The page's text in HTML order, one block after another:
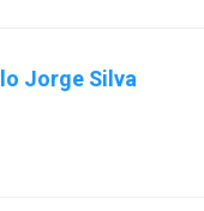
Jorge Silva